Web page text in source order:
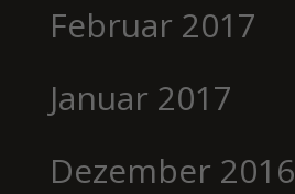
Februar 2017
Januar 2017
Dezember 2016